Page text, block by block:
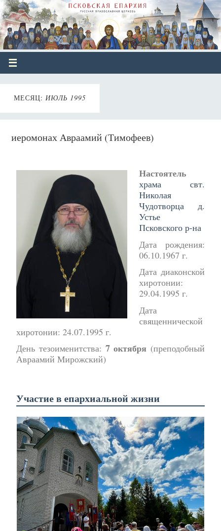
МЕСЯЦ: ИЮЛЬ 1995
иеромонах Авраамий (Тимофеев)
Настоятель
храма свт.
Николая
Чудотворца д.
Устье
Псковского р-на
Дата рождения:
06.10.1967 г.
Дата диаконской
хиротонии:
29.04.1995 г.
Дата
священнической
хиротонии: 24.07.1995 г.
День тезоименитства: 7 октября (преподобный
Авраамий Мирожский)
Участие в епархиальной жизни